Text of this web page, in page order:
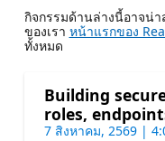
กิจกรรมด้านล่างนี้อาจน่
ของเรา หน้าแรกของ
ทั้งหมด
Building
roles,
7 สิงหาคม, 2569 |